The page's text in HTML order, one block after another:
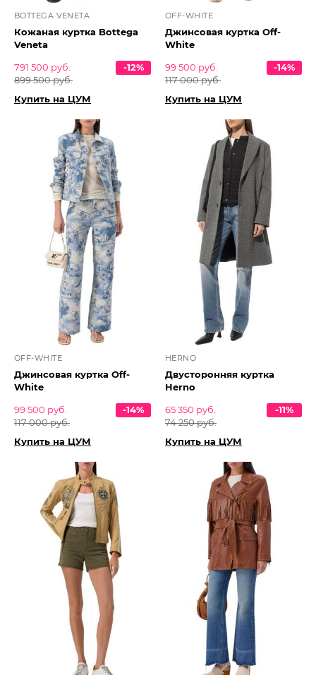
BOTTEGA VENETA
Кожаная куртка Bottega
Veneta
791 500 руб.
899 500 руб.
-12%
Купить на ЦУМ
OFF-WHITE
Джинсовая куртка Off-
White
99 500 руб.
117 000 руб.
-14%
Купить на ЦУМ
OFF-WHITE
Джинсовая куртка Off-
White
99 500 руб.
117 000 руб.
-14%
Купить на ЦУМ
HERNO
Двусторонняя куртка
Herno
65 350 руб.
74 250 руб.
-11%
Купить на ЦУМ